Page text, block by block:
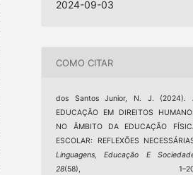
2024-09-03
COMO CITAR
dos Santos Junior, N. J. (2024).
EDUCAÇÃO EM DIREITOS
NO ÂMBITO DA EDUCAÇÃO
ESCOLAR: REFLEXÕES
Linguagens, Educação E
28(58),